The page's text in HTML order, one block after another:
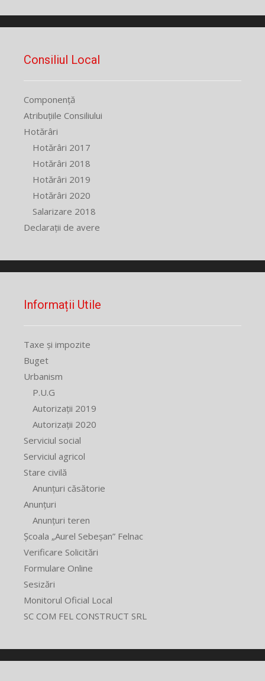
Consiliul Local
Componență
Atribuțiile Consiliului
Hotărâri
Hotărâri 2017
Hotărâri 2018
Hotărâri 2019
Hotărâri 2020
Salarizare 2018
Declarații de avere
Informații Utile
Taxe și impozite
Buget
Urbanism
P.U.G
Autorizații 2019
Autorizații 2020
Serviciul social
Serviciul agricol
Stare civilă
Anunțuri căsătorie
Anunțuri
Anunțuri teren
Școala „Aurel Sebeșan” Felnac
Verificare Solicitări
Formulare Online
Sesizări
Monitorul Oficial Local
SC COM FEL CONSTRUCT SRL